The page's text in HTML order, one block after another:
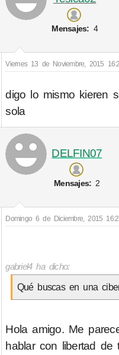
Mensajes: 4
Viernes 13 de Noviembre, 2015
digo lo mismo kieren
sola
DELFIN07
Mensajes: 2
Domingo 6 de Diciembre, 2015
gabriel4 ha dicho:
Qué buscas en una
Hola amigo. Me
hablar con libertad de